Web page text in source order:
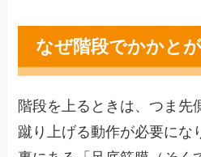
なぜ階段でかかと
階段を上るときは、つま先
蹴り上げる動作が必要にな